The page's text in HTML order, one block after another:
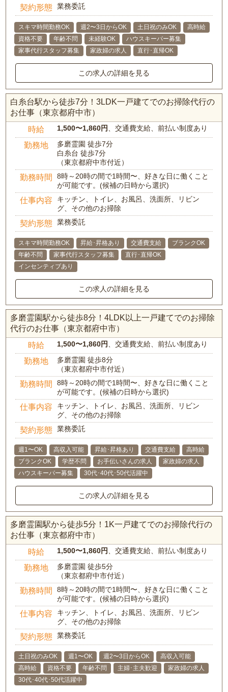
契約形態 業務委託
スキマ時間勤務OK 週2〜3日からOK 土日祝のみOK
高時給
資格不要
年齢不問 未経験OK
ハウスキーパー募集
家事代行スタッフ募集
家政婦の求人 直行･直帰OK
この求人の詳細を見る
白糸台駅から徒歩7分！3LDK一戸建てでのお掃除代行の
お仕事（東京都府中市）
時給 1,500〜1,860円、交通費支給、前払い制度あり
勤務地
多磨霊園 徒歩7分
白糸台 徒歩7分
（東京都府中市付近）
勤務時間
8時～20時の間で1時間〜、好きな日に働くこと
が可能です。(候補の日時から選択)
仕事内容
キッチン、トイレ、お風呂、洗面所、リビン
グ、その他のお掃除
契約形態 業務委託
スキマ時間勤務OK 昇給･昇格あり 交通費支給
ブランクOK
年齢不問
家事代行スタッフ募集
直行･直帰OK
インセンティブあり
この求人の詳細を見る
多磨霊園駅から徒歩8分！4LDK以上一戸建てでのお掃除
代行のお仕事（東京都府中市）
時給 1,500〜1,860円、交通費支給、前払い制度あり
勤務地
多磨霊園 徒歩8分
（東京都府中市付近）
勤務時間
8時～20時の間で1時間〜、好きな日に働くこと
が可能です。(候補の日時から選択)
仕事内容
キッチン、トイレ、お風呂、洗面所、リビン
グ、その他のお掃除
契約形態 業務委託
週1〜OK 高収入可能 昇給･昇格あり 交通費支給
高時給
ブランクOK
学歴不問 お手伝いさんの求人
家政婦の求人
ハウスキーパー募集
30代･40代･50代活躍中
この求人の詳細を見る
多磨霊園駅から徒歩5分！1K一戸建てでのお掃除代行の
お仕事（東京都府中市）
時給 1,500〜1,860円、交通費支給、前払い制度あり
勤務地
多磨霊園 徒歩5分
（東京都府中市付近）
勤務時間
8時～20時の間で1時間〜、好きな日に働くこと
が可能です。(候補の日時から選択)
仕事内容
キッチン、トイレ、お風呂、洗面所、リビン
グ、その他のお掃除
契約形態 業務委託
土日祝のみOK 週1〜OK 週2〜3日からOK
高収入可能
高時給
資格不要 年齢不問 主婦･主夫歓迎
家政婦の求人
30代･40代･50代活躍中